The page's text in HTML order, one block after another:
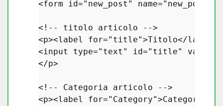
<form id="new_post" name="new_post"
<!-- titolo articolo -->
<p><label for="title">Titolo</
<input type="text" id="title" value=
</p>
<!-- Categoria articolo -->
<p><label for="Category"